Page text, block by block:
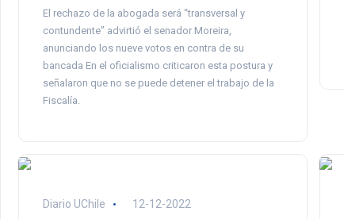
El rechazo de la abogada será “transversal y
contundente” advirtió el senador Moreira,
anunciando los nueve votos en contra de su
bancada En el oficialismo criticaron esta postura y
señalaron que no se puede detener el trabajo de la
Fiscalía.
Diario UChile 12-12-2022